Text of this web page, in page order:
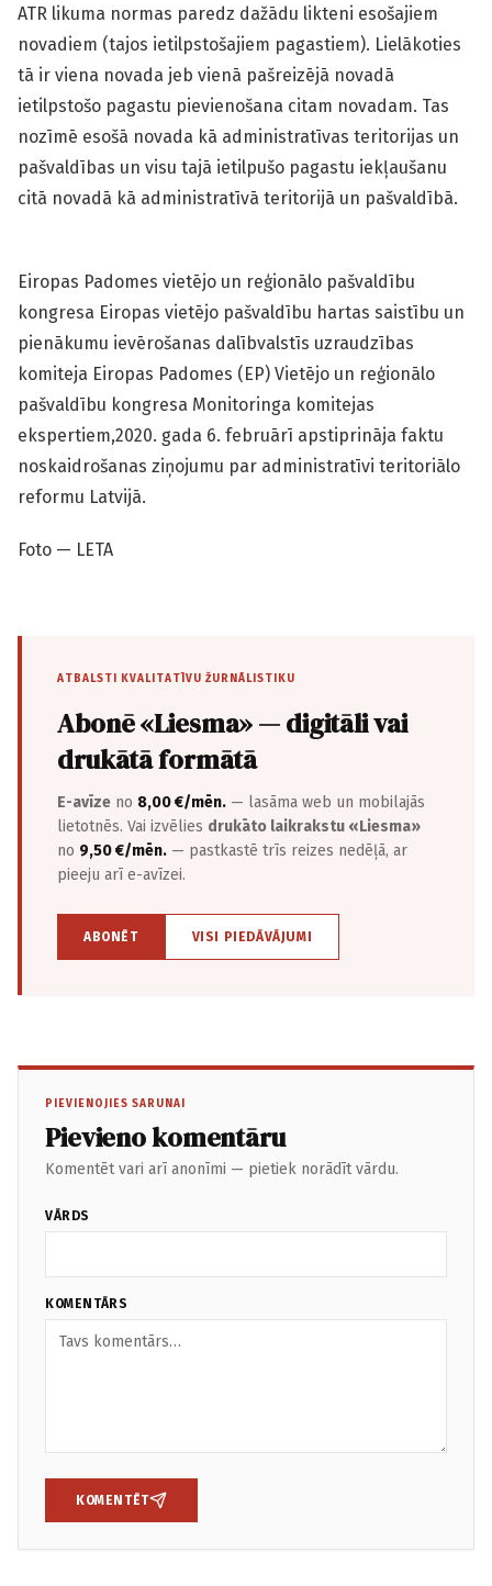
ATR likuma normas paredz dažādu likteni esošajiem
novadiem (tajos ietilpstošajiem pagastiem). Lielākoties
tā ir viena novada jeb vienā pašreizējā novadā
ietilpstošo pagastu pievienošana citam novadam. Tas
nozīmē esošā novada kā administratīvas teritorijas un
pašvaldības un visu tajā ietilpušo pagastu iekļaušanu
citā novadā kā administratīvā teritorijā un pašvaldībā.
Eiropas Padomes vietējo un reģionālo pašvaldību
kongresa Eiropas vietējo pašvaldību hartas saistību un
pienākumu ievērošanas dalībvalstīs uzraudzības
komiteja Eiropas Padomes (EP) Vietējo un reģionālo
pašvaldību kongresa Monitoringa komitejas
ekspertiem,2020. gada 6. februārī apstiprināja faktu
noskaidrošanas ziņojumu par administratīvi teritoriālo
reformu Latvijā.
Foto — LETA
ATBALSTI KVALITATĪVU ŽURNĀLISTIKU
Abonē «Liesma» — digitāli vai
drukātā formātā
E-avīze no 8,00 €/mēn. — lasāma web un mobilajās
lietotnēs. Vai izvēlies drukāto laikrakstu «Liesma»
no 9,50 €/mēn. — pastkastē trīs reizes nedēļā, ar
pieeju arī e-avīzei.
ABONĒT VISI PIEDĀVĀJUMI
PIEVIENOJIES SARUNAI
Pievieno komentāru
Komentēt vari arī anonīmi — pietiek norādīt vārdu.
VĀRDS
KOMENTĀRS
KOMENTĒT